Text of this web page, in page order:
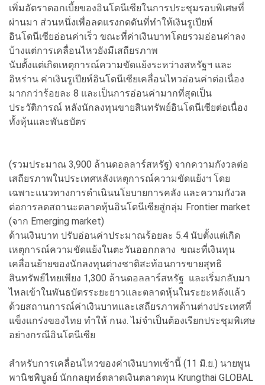
เพิ่มอัตราดอกเบี้ยของอินโดนีเซียในการประชุมรอบพิเศษที่
ผ่านมา ส่วนหนึ่งเพื่อลดแรงกดดันที่ทำให้เงินรูเปียห์
อินโดนีเซียอ่อนค่าเร็ว ขณะที่ค่าเงินบาทโดยรวมอ่อนค่าลง
บ้างแต่การเคลื่อนไหวยังมีเสถียรภาพ
นับตั้งแต่เกิดเหตุการณ์ความขัดแย้งระหว่างสหรัฐฯ และ
อิหร่าน ค่าเงินรูเปียห์อินโดนีเซียเคลื่อนไหวอ่อนค่าต่อเนื่อง
มากกว่าร้อยละ 8 และเป็นการอ่อนค่ามากที่สุดเป็น
ประวัติการณ์ หลังนักลงทุนขายสินทรัพย์อินโดนีเซียต่อเนื่อง
ทั้งหุ้นและพันธบัตร
(รวมประมาณ 3,900 ล้านดอลลาร์สหรัฐ) จากความกังวลต่อ
เสถียรภาพในประเทศหลังเหตุการณ์ความขัดแย้งฯ โดย
เฉพาะแนวทางการดำเนินนโยบายการคลัง และความกังวล
ต่อการลดสถานะตลาดหุ้นอินโดนีเซียสู่กลุ่ม Frontier market
(จาก Emerging market)
ด้านเงินบาท ปรับอ่อนค่าประมาณร้อยละ 5.4 นับตั้งแต่เกิด
เหตุการณ์ความขัดแย้งในตะวันออกกลาง ขณะที่เงินทุน
เคลื่อนย้ายของนักลงทุนต่างชาติสะท้อนการขายสุทธิ
สินทรัพย์ไทยเพียง 1,300 ล้านดอลลาร์สหรัฐ และเริ่มกลับมา
ไหลเข้าในพันธบัตรระยะยาวและตลาดหุ้นในระยะหลังแล้ว
ด้วยสถานการณ์ค่าเงินบาทและเสถียรภาพด้านต่างประเทศที่
แข็งแกร่งของไทย ทำให้ กนง. ไม่จำเป็นต้องเรียกประชุมพิเศษ
อย่างกรณีอินโดนีเซีย
สำหรับการเคลื่อนไหวของค่าเงินบาทเช้านี้ (11 มิ.ย.) นายพูน
พานิชพิบูลย์ นักกลยุทธ์ตลาดเงินตลาดทุน Krungthai GLOBAL